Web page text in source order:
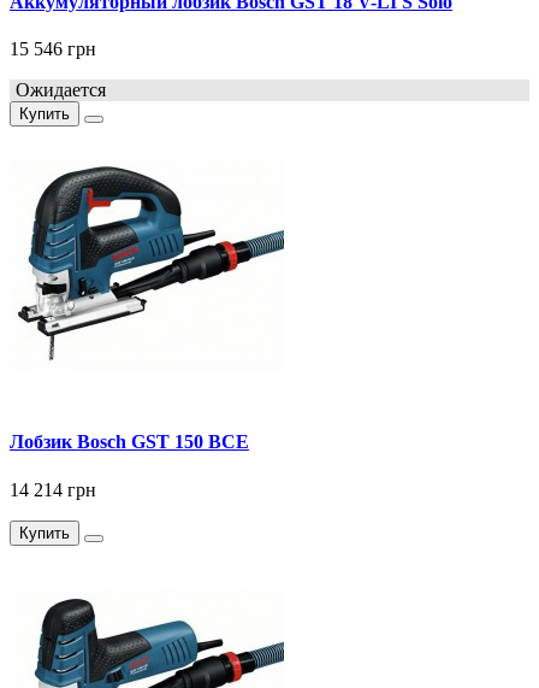
15 546 грн
Ожидается
Купить
Лобзик Bosch GST 150 BCE
14 214 грн
Купить